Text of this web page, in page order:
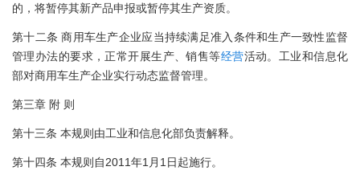
的，将暂停其新产品申报或暂停其生产资质。
第十二条 商用车生产企业应当持续满足准入条件和生产一致性监督
管理办法的要求，正常开展生产、销售等经营活动。工业和信息化
部对商用车生产企业实行动态监督管理。
第三章 附 则
第十三条 本规则由工业和信息化部负责解释。
第十四条 本规则自2011年1月1日起施行。